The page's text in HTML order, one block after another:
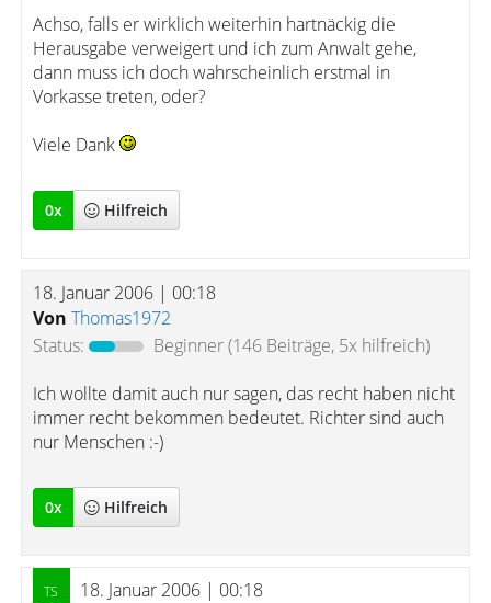
Achso, falls er wirklich weiterhin hartnäckig die
Herausgabe verweigert und ich zum Anwalt gehe,
dann muss ich doch wahrscheinlich erstmal in
Vorkasse treten, oder?
Viele Dank
0x Hilfreich
18. Januar 2006 | 00:18
Von Thomas1972
Status:
Beginner(146 Beiträge, 5x hilfreich)
Ich wollte damit auch nur sagen, das recht haben nicht
immer recht bekommen bedeutet. Richter sind auch
nur Menschen :-)
0x Hilfreich
18. Januar 2006 | 00:18